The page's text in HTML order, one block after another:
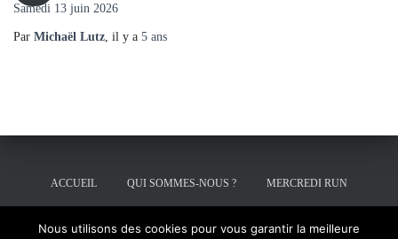
Samedi 13 juin 2026
Par Michaël Lutz , il y a 5 ans
ACCUEIL QUI SOMMES-NOUS ? MERCREDI RUN
CONTACT DEVENIR BÉNÉVOLE À L’ACSE
Nous utilisons des cookies pour vous garantir la meilleure